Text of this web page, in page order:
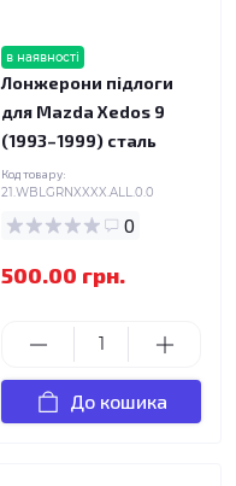
в наявності
Лонжерони підлоги
для Mazda Xedos 9
(1993–1999) сталь
Код товару:
21.WBLGRNXXXX.ALL.0.0
0
500.00 грн.
До кошика